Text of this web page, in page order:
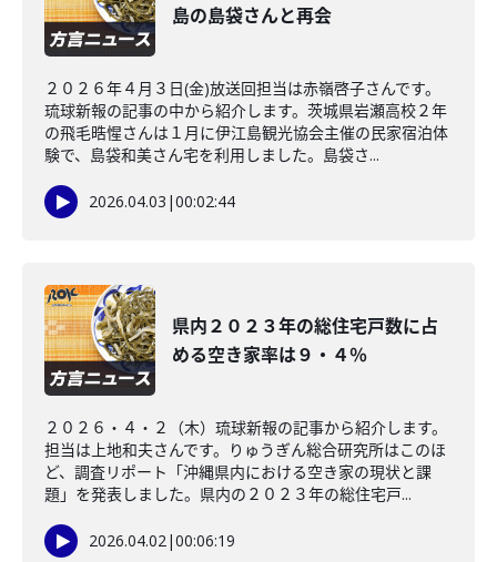
島の島袋さんと再会
２０２６年４月３日(金)放送回担当は赤嶺啓子さんです。
琉球新報の記事の中から紹介します。茨城県岩瀬高校２年
の飛毛晧惺さんは１月に伊江島観光協会主催の民家宿泊体
験で、島袋和美さん宅を利用しました。島袋さ...
2026.04.03 |00:02:44
県内２０２３年の総住宅戸数に占
める空き家率は９・４％
２０２６・４・２（木）琉球新報の記事から紹介します。
担当は上地和夫さんです。りゅうぎん総合研究所はこのほ
ど、調査リポート「沖縄県内における空き家の現状と課
題」を発表しました。県内の２０２３年の総住宅戸...
2026.04.02|00:06:19